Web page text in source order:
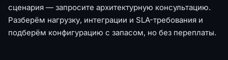
сценария — запросите архитектурную консультацию.
Разберём нагрузку, интеграции и SLA-требования и
подберём конфигурацию с запасом, но без переплаты.